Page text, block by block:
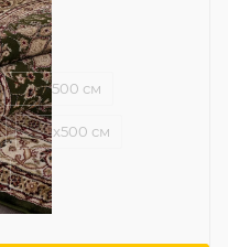
200x500 см
250x500 см